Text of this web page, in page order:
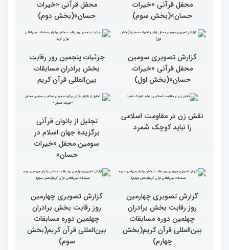
گزارش تصویری حواشی روز
پنجم چهلمین دوره مسابقات
بین المللی قرآن کریم
۶۰ درصد مقام‌های مسابقات
قرآنی جهان متعلق به قاریان
ایران است
گزارش تصویری سومین
محفل قرآنی «خیرات
حسان»(بخش سوم)
گزارش تصویری سومین
محفل قرآنی «خیرات
حسان»(بخش دوم)
گزارش تصویری سومین
جزئیات پنجمین روز رقابت
بخش برادران مسابقات
بین‌المللی قرآن کریم
نقش زن در مقاومت اسلامی
را نباید کوچک شمرد
تجلیل از بانوان قرآنی
برگزیده جهان اسلام در
سومین محفل «خیرات
حسان»